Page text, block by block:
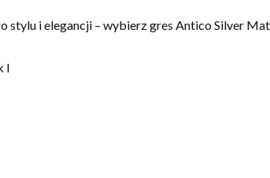
stylu i elegancji – wybierz gres Antico Silver
I